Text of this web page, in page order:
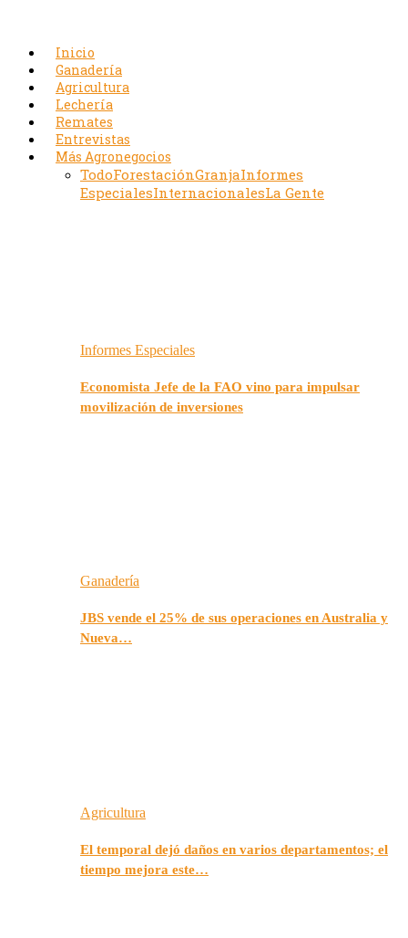
Inicio
Ganadería
Agricultura
Lechería
Remates
Entrevistas
Más Agronegocios
TodoForestaciónGranjaInformes
EspecialesInternacionalesLa Gente
Informes Especiales
Economista Jefe de la FAO vino para impulsar
movilización de inversiones
Ganadería
JBS vende el 25% de sus operaciones en Australia y
Nueva…
Agricultura
El temporal dejó daños en varios departamentos; el
tiempo mejora este…